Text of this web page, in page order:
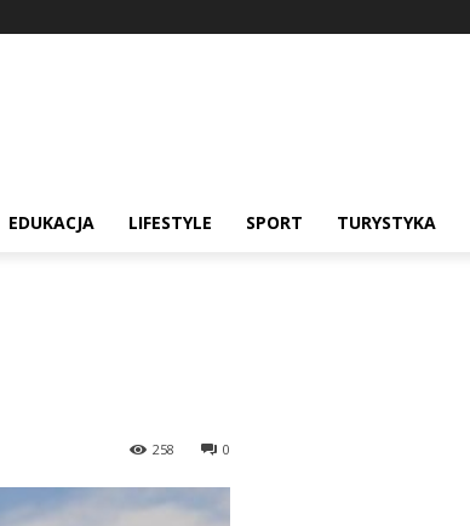
EDUKACJA LIFESTYLE SPORT TURYSTYKA
0
258